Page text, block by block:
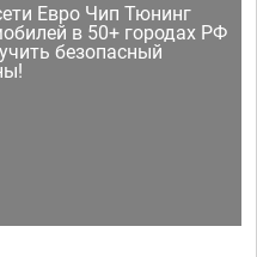
Евро Чип Тюнинг
в 50+ городах РФ
безопасный